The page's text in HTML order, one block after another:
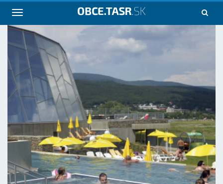
Navigácia